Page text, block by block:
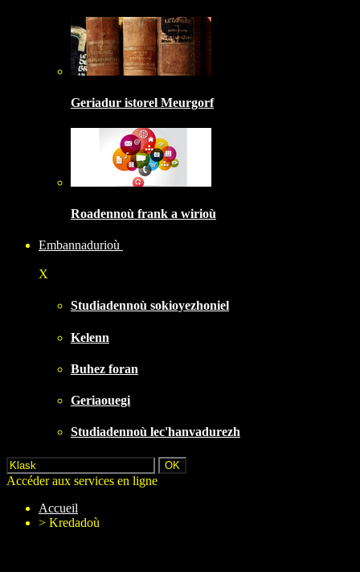
Geriadur istorel Meurgorf
Roadennoù frank a wirioù
Embannadurioù
X
Studiadennoù sokioyezhoniel
Kelenn
Buhez foran
Geriaouegi
Studiadennoù lec'hanvadurezh
Accéder aux services en ligne
Accueil
> Kredadoù